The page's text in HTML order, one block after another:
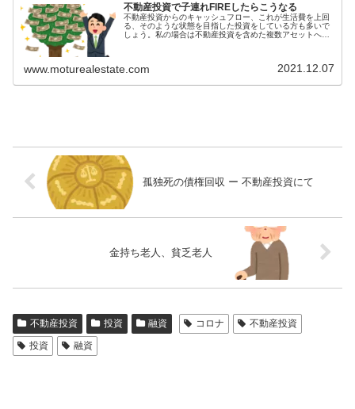
不動産投資で子連れFIREしたらこうなる
不動産投資からのキャッシュフロー、これが生活費を上回
る、そのような状態を目指した投資をしている方も多いで
しょう。私の場合は不動産投資を含めた複数アセットへの
www.moturealestate.com 2021.12.07
孤独死の債権回収 ー 不動産投資にて
金持ち老人、貧乏老人
不動産投資 投資 融資 コロナ
不動産投資
投資
融資